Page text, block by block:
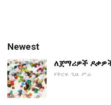
Newest
ለጀማሪዎች
የትርፍ ጊዜ ሥራ